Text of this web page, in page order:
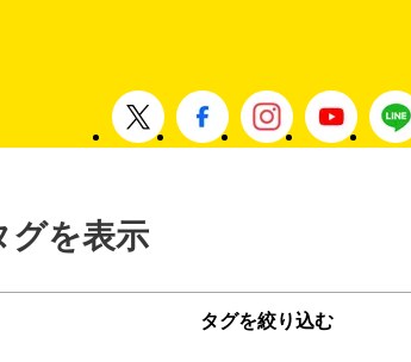
グを表示
タグを絞り込む